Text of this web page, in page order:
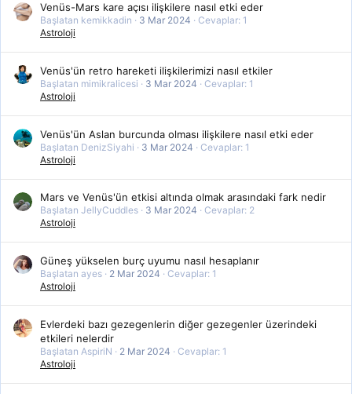
Venüs-Mars kare açısı ilişkilere nasıl etki eder
Başlatan kemikkadin 3 Mar 2024
Cevaplar: 1
Astroloji
Venüs'ün retro hareketi ilişkilerimizi nasıl etkiler
Başlatan mimikralicesi 3 Mar 2024
Cevaplar: 1
Astroloji
Venüs'ün Aslan burcunda olması ilişkilere nasıl etki eder
Başlatan DenizSiyahi 3 Mar 2024
Cevaplar: 1
Astroloji
Mars ve Venüs'ün etkisi altında olmak arasındaki fark nedir
Başlatan JellyCuddles 3 Mar 2024
Cevaplar: 2
Astroloji
Güneş yükselen burç uyumu nasıl hesaplanır
Başlatan ayes 2 Mar 2024
Cevaplar: 1
Astroloji
Evlerdeki bazı gezegenlerin diğer gezegenler üzerindeki
etkileri nelerdir
Başlatan AspiriN 2 Mar 2024
Cevaplar: 1
Astroloji